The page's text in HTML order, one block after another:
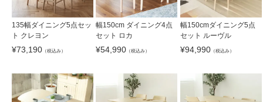
135幅ダイニング5点セッ
ト クレヨン
¥73,190 （税込み）
幅150cm ダイニング4点
セット ロカ
¥54,990 （税込み）
幅150cmダイニング5点
セット ルーヴル
¥94,990（税込み）